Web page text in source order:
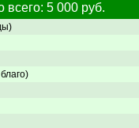
всего: 5 000 руб.